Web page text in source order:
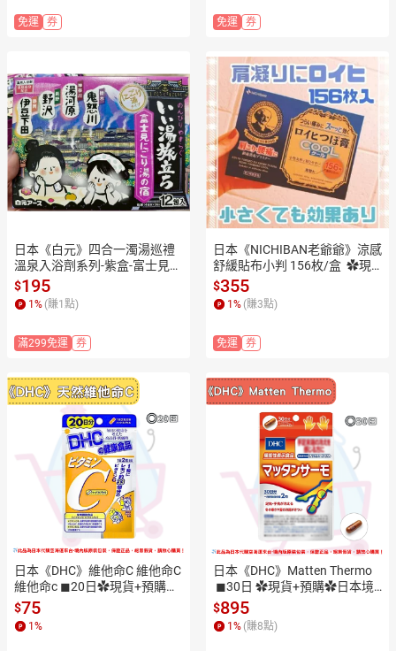
免運 券
購✿日本境內版原裝代購🌸佑
免運 券
日本《白元》四合一濁湯巡禮
溫泉入浴劑系列-紫盒-富士見湯
之旅✿現貨+預購✿日本境內版
原裝代購🌸佑育生活館🌸
$195
1 % (賺1 點)
滿299免運 券
日本《NICHIBAN老爺爺》涼感
舒緩貼布小判 156枚/盒  ✿現
貨+預購✿日本境內版原裝代購
🌸佑育生活館🌸
$355
1 % (賺3點)
免運 券
日本《DHC》維他命C 維他命C
維他命c ◼20日✿現貨+預購✿
日本境內版原裝代購🌸佑育生
活館🌸
$75
1%
日本《DHC》Matten Thermo
◼30日 ✿現貨+預購✿日本境
內版原裝代購🌸佑育生活館🌸
$895
1% (賺8點)